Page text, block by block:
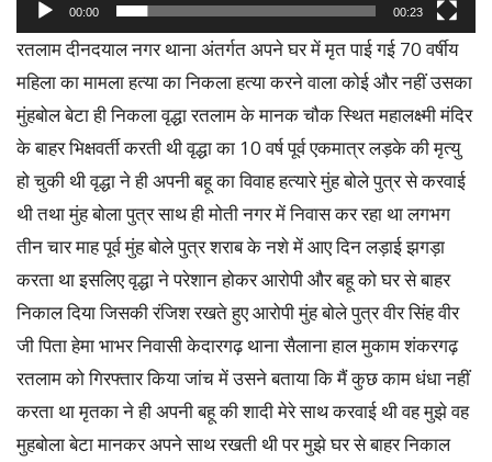
00:00 00:23
रतलाम दीनदयाल नगर थाना अंतर्गत अपने घर में मृत पाई गई 70 वर्षीय
महिला का मामला हत्या का निकला हत्या करने वाला कोई और नहीं उसका
मुंहबोल बेटा ही निकला वृद्धा रतलाम के मानक चौक स्थित महालक्ष्मी मंदिर
के बाहर भिक्षवर्ती करती थी वृद्धा का 10 वर्ष पूर्व एकमात्र लड़के की मृत्यु
हो चुकी थी वृद्धा ने ही अपनी बहू का विवाह हत्यारे मुंह बोले पुत्र से करवाई
थी तथा मुंह बोला पुत्र साथ ही मोती नगर में निवास कर रहा था लगभग
तीन चार माह पूर्व मुंह बोले पुत्र शराब के नशे में आए दिन लड़ाई झगड़ा
करता था इसलिए वृद्धा ने परेशान होकर आरोपी और बहू को घर से बाहर
निकाल दिया जिसकी रंजिश रखते हुए आरोपी मुंह बोले पुत्र वीर सिंह वीर
जी पिता हेमा भाभर निवासी केदारगढ़ थाना सैलाना हाल मुकाम शंकरगढ़
रतलाम को गिरफ्तार किया जांच में उसने बताया कि मैं कुछ काम धंधा नहीं
करता था मृतका ने ही अपनी बहू की शादी मेरे साथ करवाई थी वह मुझे वह
मुहबोला बेटा मानकर अपने साथ रखती थी पर मुझे घर से बाहर निकाल